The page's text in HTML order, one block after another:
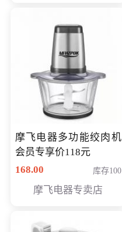
摩飞电器多功能绞肉机
会员专享价118元
168.00
库存100
摩飞电器专卖店